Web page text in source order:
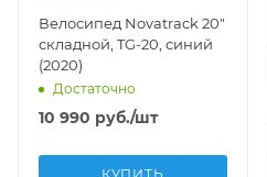
Велосипед Novatrack 20"
складной, TG-20, синий
(2020)
Достаточно
10 990 руб./шт